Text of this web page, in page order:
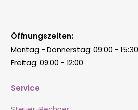
Service
Öffnungszeiten:
Montag - Donnerstag: 09:00 - 15:30
Freitag: 09:00 - 12:00